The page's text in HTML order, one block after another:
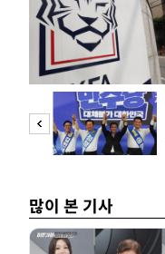
많이 본 기사